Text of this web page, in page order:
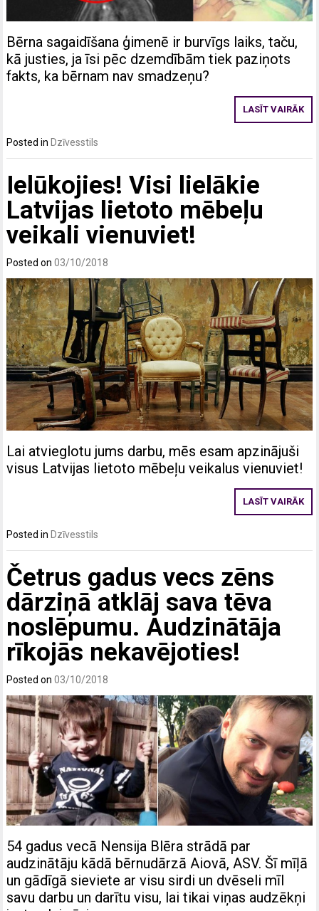
Bērna sagaidīšana ģimenē ir burvīgs laiks, taču,
kā justies, ja īsi pēc dzemdībām tiek paziņots
fakts, ka bērnam nav smadzeņu?
LASĪT VAIRĀK
Posted in Dzīvesstils
Ielūkojies! Visi lielākie
Latvijas lietoto mēbeļu
veikali vienuviet!
Posted on03/10/2018
Lai atvieglotu jums darbu, mēs esam apzinājuši
visus Latvijas lietoto mēbeļu veikalus vienuviet!
LASĪT VAIRĀK
Posted in Dzīvesstils
Četrus gadus vecs zēns
dārziņā atklāj sava tēva
noslēpumu. Audzinātāja
rīkojās nekavējoties!
Posted on03/10/2018
54 gadus vecā Nensija Blēra strādā par
audzinātāju kādā bērnudārzā Aiovā, ASV. Šī mīļā
un gādīgā sieviete ar visu sirdi un dvēseli mīl
savu darbu un darītu visu, lai tikai viņas audzēkņi